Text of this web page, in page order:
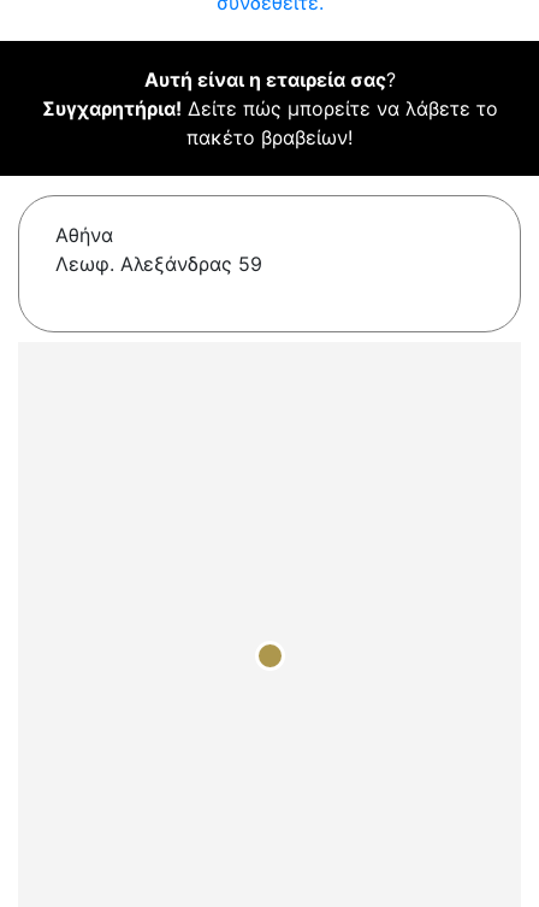
Αυτή είναι η εταιρεία σας?
Συγχαρητήρια! Δείτε πώς μπορείτε να λάβετε το
πακέτο βραβείων!
Αθήνα
Λεωφ. Αλεξάνδρας 59